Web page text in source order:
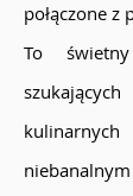
połączone z
To